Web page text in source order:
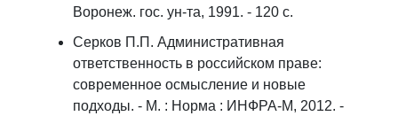
Воронеж. гос. ун-та, 1991. - 120 c.
Серков П.П. Административная
ответственность в российском праве:
современное осмысление и новые
подходы. - М. : Норма : ИНФРА-М, 2012. -